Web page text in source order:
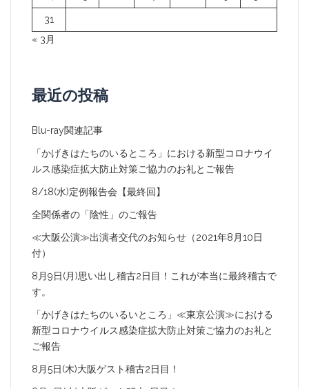
31
« 3月
最近の投稿
Blu-ray関連記事
「かげきはたちのいるところ」における新型コロナウイ
ルス感染症拡大防止対策ご協力のお礼とご報告
8/18(水)定例報告会【最終回】
全関係者の「陰性」のご報告
≪大阪公演≫出演者交代のお知らせ（2021年8月10日
付）
8月9日(月)思い出し稽古2日目！これが本当に最終稽古で
す。
「かげきはたちのいるいところ」≪東京公演≫における
新型コロナウイルス感染症拡大防止対策ご協力のお礼と
ご報告
8月5日(木)大阪ゲスト稽古2日目！